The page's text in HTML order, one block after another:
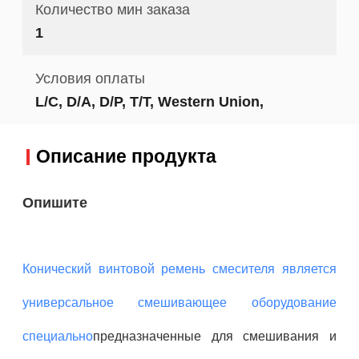
Количество мин заказа
1
Условия оплаты
L/C, D/A, D/P, T/T, Western Union,
Описание продукта
Опишите
Конический винтовой ремень смесителя является
универсальное смешивающее оборудование
специальнопредназначенные для смешивания и